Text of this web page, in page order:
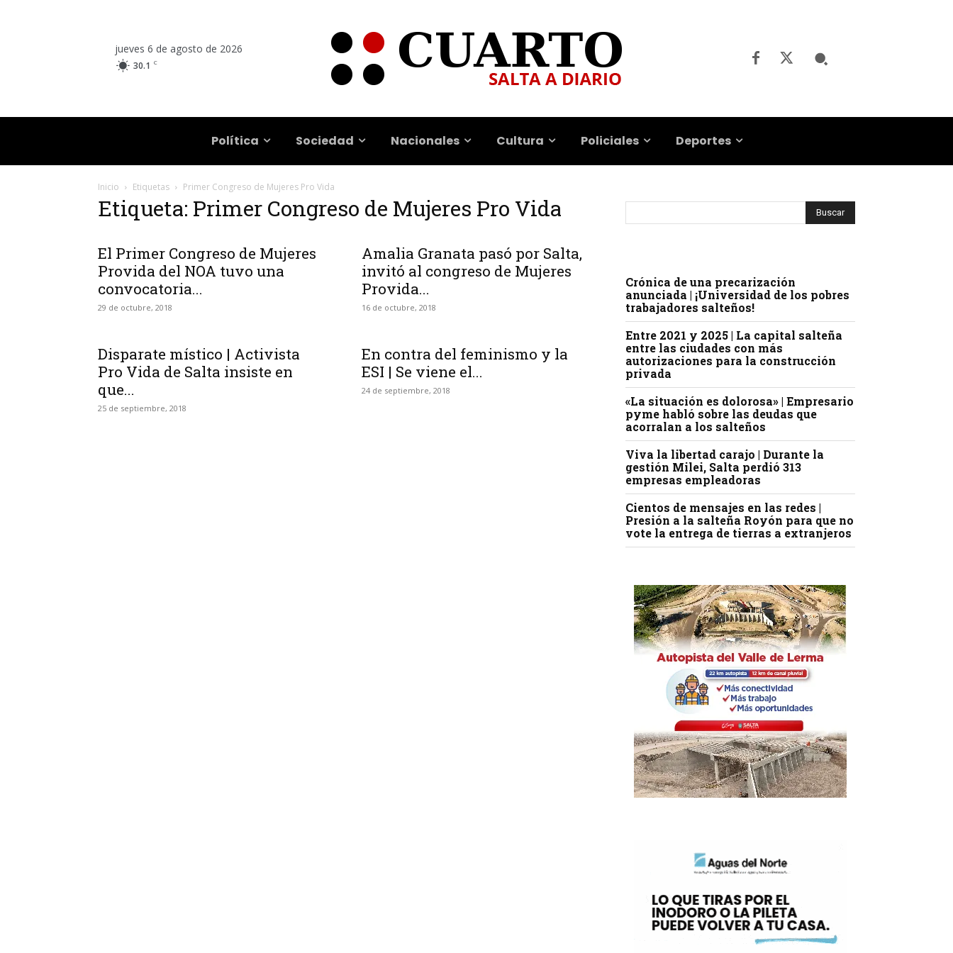
jueves 6 de agosto de 2026
30.1 C
Política Sociedad Nacionales Cultura Policiales Deportes
Inicio Etiquetas Primer Congreso de Mujeres Pro Vida
Etiqueta: Primer Congreso de Mujeres Pro Vida
El Primer Congreso de Mujeres
Provida del NOA tuvo una
convocatoria...
29 de octubre, 2018
Amalia Granata pasó por Salta,
invitó al congreso de Mujeres
Provida...
16 de octubre, 2018
Disparate místico | Activista
Pro Vida de Salta insiste en
que...
25 de septiembre, 2018
En contra del feminismo y la
ESI | Se viene el...
24 de septiembre, 2018
Crónica de una precarización
anunciada | ¡Universidad de los pobres
trabajadores salteños!
Entre 2021 y 2025 | La capital salteña
entre las ciudades con más
autorizaciones para la construcción
privada
«La situación es dolorosa» | Empresario
pyme habló sobre las deudas que
acorralan a los salteños
Viva la libertad carajo | Durante la
gestión Milei, Salta perdió 313
empresas empleadoras
Cientos de mensajes en las redes |
Presión a la salteña Royón para que no
vote la entrega de tierras a extranjeros